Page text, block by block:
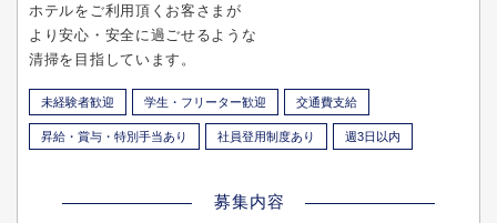
ホテルをご利用頂くお客さまが
より安心・安全に過ごせるような
清掃を目指しています。
未経験者歓迎 学生・フリーター歓迎 交通費支給
昇給・賞与・特別手当あり 社員登用制度あり 週3日以内
募集内容